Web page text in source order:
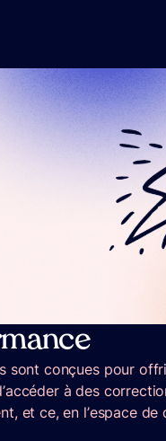
sont conçues pour
à des
et ce, en l’espace de